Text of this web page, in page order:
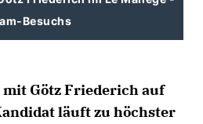
Besuchs
Götz Friederich auf
läuft zu höchster